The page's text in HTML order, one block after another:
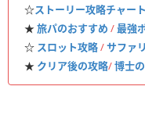
☆ストーリー攻略チャート
★旅パのおすすめ /最強
☆ スロット攻略/サファ
★ クリア後の攻略/博士